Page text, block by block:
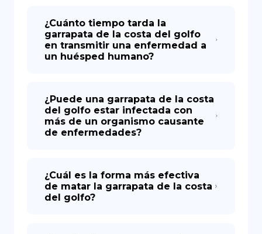
¿Cuánto tiempo tarda la
garrapata de la costa del golfo
en transmitir una enfermedad a
un huésped humano?
¿Puede una garrapata de la costa
del golfo estar infectada con
más de un organismo causante
de enfermedades?
¿Cuál es la forma más efectiva
de matar la garrapata de la costa
del golfo?